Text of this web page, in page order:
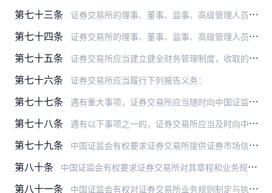
第七十三条 证券交易所的理事、董事、监事、高级管理人员及其他工作人员不得以任何方式泄露或者利用内幕信息，不得以任何方式违规从证券交易所的会员、证券上市交易公司获取利益。
第七十四条 证券交易所的理事、董事、监事、高级管理人员及其他工作人员在履行职责时，遇到与本人或者其亲属等有利害关系情形的，应当回避。具体回避事项由其章程、业务规则规定。
第七十五条 证券交易所应当建立健全财务管理制度，收取的各种资金和费用应当严格按照规定用途使用，不得挪作他用。
第七十六条 证券交易所应当履行下列报告义务：
第七十七条 遇有重大事项，证券交易所应当随时向中国证监会报告。
第七十八条 遇有以下事项之一的，证券交易所应当及时向中国证监会报告，同时抄报交易所所在地人民政府，并采取适当方式告知交易所会员和投资者：
第七十九条 中国证监会有权要求证券交易所提供证券市场信息、业务文件以及其他有关的数据、资料。
第八十条 中国证监会有权要求证券交易所对其章程和业务规则进行修改。
第八十一条 中国证监会有权对证券交易所业务规则制定与执行情况、自律管理职责的履行情况、信息技术系统建设维护情况以及财务和风险管理等制度的建立及执行情况进行评估和检查。